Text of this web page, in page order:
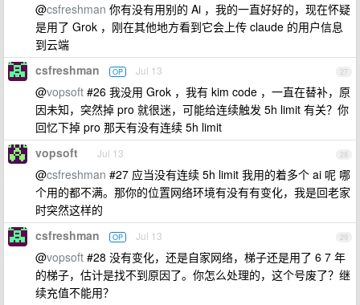
@csfreshman 你有没有用别的 Ai ，我的一直好好的，现在怀疑
是用了 Grok ，刚在其他地方看到它会上传 claude 的用户信息
到云端
27
csfreshman OP Jul 13
@vopsoft #26 我没用 Grok ，我有 kim code ，一直在替补，原
因未知，突然掉 pro 就很迷，可能给连续触发 5h limit 有关？你
回忆下掉 pro 那天有没有连续 5h limit
28
vopsoft Jul 13
@csfreshman #27 应当没有连续 5h limit 我用的着多个 ai 呢 哪
个用的都不满。那你的位置网络环境有没有有变化，我是回老家
时突然这样的
29
csfreshman OP Jul 13
@vopsoft #28 没有变化，还是自家网络，梯子还是用了 6 7 年
的梯子，估计是找不到原因了。你怎么处理的，这个号废了？继
续充值不能用？